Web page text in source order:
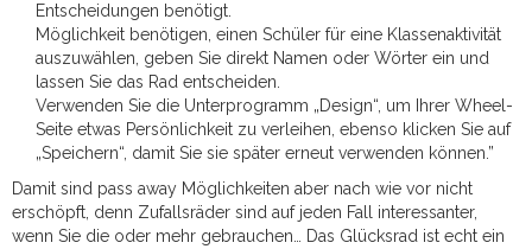
Entscheidungen benötigt.
Möglichkeit benötigen, einen Schüler für eine Klassenaktivität
auszuwählen, geben Sie direkt Namen oder Wörter ein und
lassen Sie das Rad entscheiden.
Verwenden Sie die Unterprogramm „Design“, um Ihrer Wheel-
Seite etwas Persönlichkeit zu verleihen, ebenso klicken Sie auf
„Speichern“, damit Sie sie später erneut verwenden können.”
Damit sind pass away Möglichkeiten aber nach wie vor nicht
erschöpft, denn Zufallsräder sind auf jeden Fall interessanter,
wenn Sie die oder mehr gebrauchen… Das Glücksrad ist echt ein